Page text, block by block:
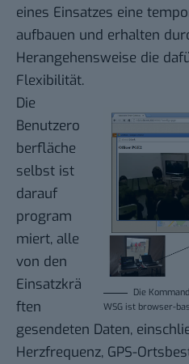
eines Einsatzes eine
aufbauen und erhalten
Herangehensweise die
Flexibilität.
Die
WSG ist browser-
Die
Benutzero
berfläche
selbst ist
darauf
program
miert, alle
von den
Einsatzkrä
ften
gesendeten Daten,
Herzfrequenz, GPS-